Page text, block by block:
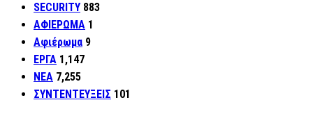
SECURITY 883
ΑΦΙΕΡΩΜΑ 1
Αφιέρωμα 9
ΕΡΓΑ 1,147
ΝΕΑ 7,255
ΣΥΝΤΕΝΤΕΥΞΕΙΣ 101